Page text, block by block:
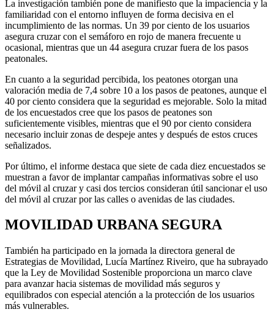
La investigación también pone de manifiesto que la impaciencia y la
familiaridad con el entorno influyen de forma decisiva en el
incumplimiento de las normas. Un 39 por ciento de los usuarios
asegura cruzar con el semáforo en rojo de manera frecuente u
ocasional, mientras que un 44 asegura cruzar fuera de los pasos
peatonales.
En cuanto a la seguridad percibida, los peatones otorgan una
valoración media de 7,4 sobre 10 a los pasos de peatones, aunque el
40 por ciento considera que la seguridad es mejorable. Solo la mitad
de los encuestados cree que los pasos de peatones son
suficientemente visibles, mientras que el 90 por ciento considera
necesario incluir zonas de despeje antes y después de estos cruces
señalizados.
Por último, el informe destaca que siete de cada diez encuestados se
muestran a favor de implantar campañas informativas sobre el uso
del móvil al cruzar y casi dos tercios consideran útil sancionar el uso
del móvil al cruzar por las calles o avenidas de las ciudades.
MOVILIDAD URBANA SEGURA
También ha participado en la jornada la directora general de
Estrategias de Movilidad, Lucía Martínez Riveiro, que ha subrayado
que la Ley de Movilidad Sostenible proporciona un marco clave
para avanzar hacia sistemas de movilidad más seguros y
equilibrados con especial atención a la protección de los usuarios
más vulnerables.